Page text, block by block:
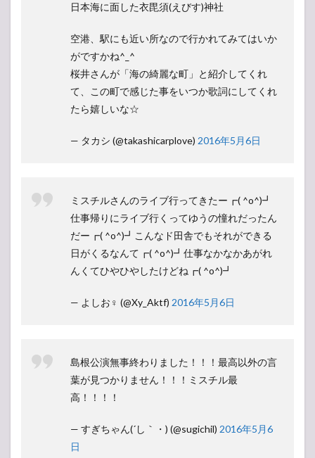
日本海に面した衣毘須(えびす)神社
空港、駅にも近い所なので行かれてみてはいか
がですかね^_^
桜井さんが「海の綺麗な町」と紹介してくれ
て、この町で感じた事をいつか歌詞にしてくれ
たら嬉しいな☆
— タカシ (@takashicarplove) 2016年5月6日
ミスチルさんのライブ行ってきたー┏( ^o^)┛
仕事帰りにライブ行くってゆうの憧れだったん
だー┏( ^o^)┛こんなド田舎でもそれができる
日がくるなんて┏( ^o^)┛仕事なかなかあがれ
んくてひやひやしたけどね┏( ^o^)┛
— よしお♀ (@Xy_Aktf) 2016年5月6日
島根公演無事終わりました！！！最高以外の言
葉が見つかりません！！！ミスチル最
高！！！！
— すぎちゃん(´し｀・) (@sugichil) 2016年5月6
日